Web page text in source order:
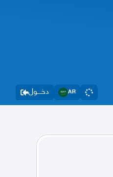
دخــــول AR